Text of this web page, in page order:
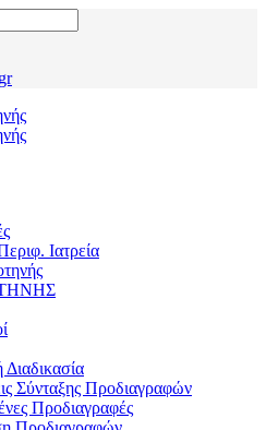
Ιατρεία
Σύνταξης Προδιαγραφών
Προδιαγραφές